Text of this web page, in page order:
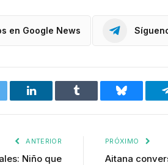
en Google News
LinkedIn Tumblr Bluesky
ANTERIOR
Niño que
PRÓXIMO
Aitana